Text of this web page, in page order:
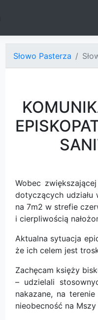
Słowo Pasterza
Wobec
dotyczących
na 7m2 w strefie
i cierpliwością
Aktualna sytuacja
że ich celem jest
Zachęcam księży
– udzielali
nakazane, na
nieobecność na